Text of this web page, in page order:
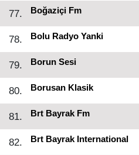
77. Boğaziçi Fm
78. Bolu Radyo Yanki
79. Borun Sesi
80. Borusan Klasik
81. Brt Bayrak Fm
82. Brt Bayrak International